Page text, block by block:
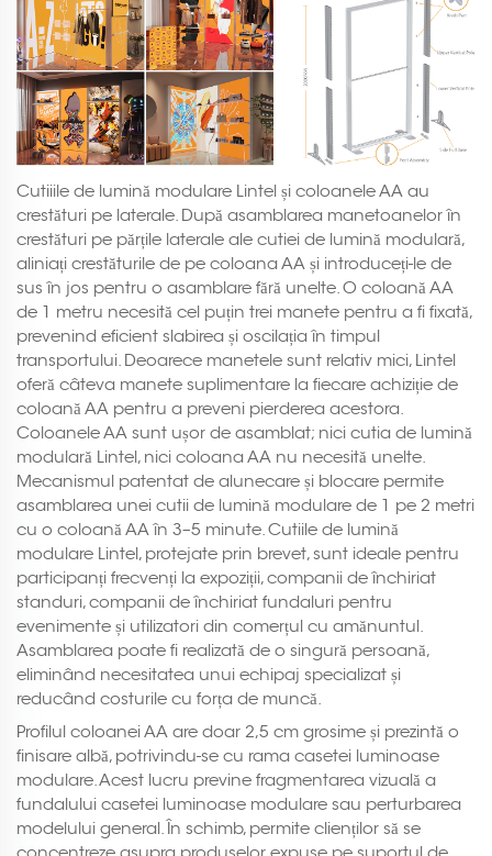
Cutiiile de lumină modulare Lintel și coloanele AA au
crestături pe laterale. După asamblarea manetoanelor în
crestături pe părțile laterale ale cutiei de lumină modulară,
aliniați crestăturile de pe coloana AA și introduceți-le de
sus în jos pentru o asamblare fără unelte. O coloană AA
de 1 metru necesită cel puțin trei manete pentru a fi fixată,
prevenind eficient slabirea și oscilația în timpul
transportului. Deoarece manetele sunt relativ mici, Lintel
oferă câteva manete suplimentare la fiecare achiziție de
coloană AA pentru a preveni pierderea acestora.
Coloanele AA sunt ușor de asamblat; nici cutia de lumină
modulară Lintel, nici coloana AA nu necesită unelte.
Mecanismul patentat de alunecare și blocare permite
asamblarea unei cutii de lumină modulare de 1 pe 2 metri
cu o coloană AA în 3–5 minute. Cutiile de lumină
modulare Lintel, protejate prin brevet, sunt ideale pentru
participanți frecvenți la expoziții, companii de închiriat
standuri, companii de închiriat fundaluri pentru
evenimente și utilizatori din comerțul cu amănuntul.
Asamblarea poate fi realizată de o singură persoană,
eliminând necesitatea unui echipaj specializat și
reducând costurile cu forța de muncă.
Profilul coloanei AA are doar 2,5 cm grosime și prezintă o
finisare albă, potrivindu-se cu rama casetei luminoase
modulare. Acest lucru previne fragmentarea vizuală a
fundalului casetei luminoase modulare sau perturbarea
modelului general. În schimb, permite clienților să se
concentreze asupra produselor expuse pe suportul de